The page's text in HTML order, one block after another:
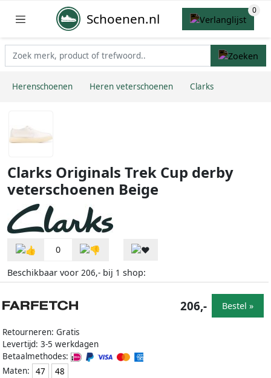
Schoenen.nl
Herenschoenen Heren veterschoenen Clarks
Clarks Originals Trek Cup derby
veterschoenen Beige
0
Beschikbaar voor 206,- bij 1 shop:
Retourneren: Gratis
Levertijd: 3-5 werkdagen
Betaalmethodes:
Maten:
47 48
206,- Bestel »